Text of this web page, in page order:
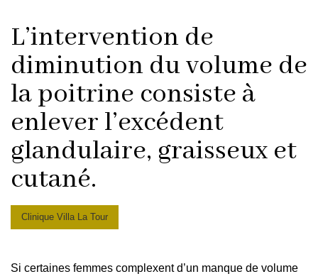
L’intervention de
diminution du volume de
la poitrine consiste à
enlever l’excédent
glandulaire, graisseux et
cutané.
Clinique Villa La Tour
Si certaines femmes complexent d’un manque de volume